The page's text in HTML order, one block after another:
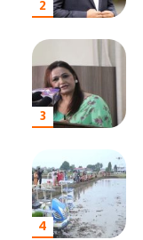
2
3
4